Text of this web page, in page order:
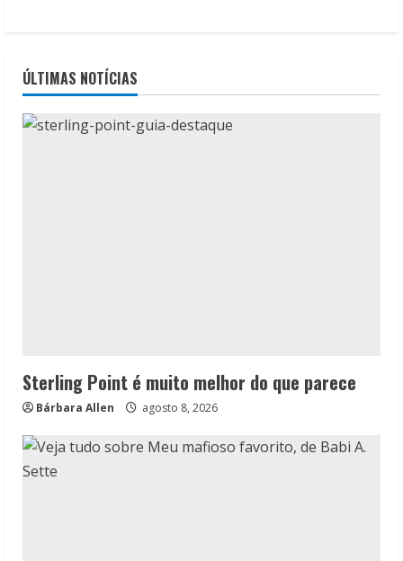
ÚLTIMAS NOTÍCIAS
Sterling Point é muito melhor do que parece
Bárbara Allen agosto 8, 2026